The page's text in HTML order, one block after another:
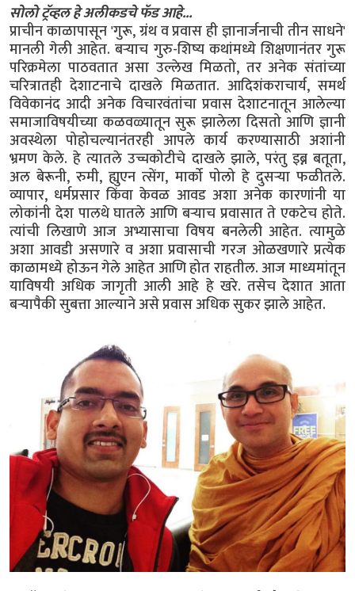
सोलो ट्रॅव्हल हे अलीकडचे फॅड आहे...
प्राचीन काळापासून 'गुरू, ग्रंथ व प्रवास ही ज्ञानार्जनाची तीन साधने'
मानली गेली आहेत. बऱ्याच गुरु-शिष्य कथांमध्ये शिक्षणानंतर गुरू
परिक्रमेला पाठवतात असा उल्लेख मिळतो, तर अनेक संतांच्या
चरित्रातही देशाटनाचे दाखले मिळतात. आदिशंकराचार्य, समर्थ
विवेकानंद आदी अनेक विचारवंतांचा प्रवास देशाटनातून आलेल्या
समाजाविषयीच्या कळवळ्यातून सुरू झालेला दिसतो आणि ज्ञानी
अवस्थेला पोहोचल्यानंतरही आपले कार्य करण्यासाठी अशांनी
भ्रमण केले. हे त्यातले उच्चकोटीचे दाखले झाले, परंतु इब्न बतूता,
अल बेरूनी, रुमी, ह्युएन त्सेंग, मार्को पोलो हे दुसऱ्या फळीतले.
व्यापार, धर्मप्रसार किंवा केवळ आवड अशा अनेक कारणांनी या
लोकांनी देश पालथे घातले आणि बऱ्याच प्रवासात ते एकटेच होते.
त्यांची लिखाणे आज अभ्यासाचा विषय बनलेली आहेत. त्यामुळे
अशा आवडी असणारे व अशा प्रवासाची गरज ओळखणारे प्रत्येक
काळामध्ये होऊन गेले आहेत आणि होत राहतील. आज माध्यमांतून
याविषयी अधिक जागृती आली आहे हे खरे. तसेच देशात आता
बऱ्यापैकी सुबत्ता आल्याने असे प्रवास अधिक सुकर झाले आहेत.